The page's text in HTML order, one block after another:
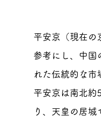
平安京（現在の
参考にし、中国
れた伝統的な市
平安京は南北約
り、天皇の居城